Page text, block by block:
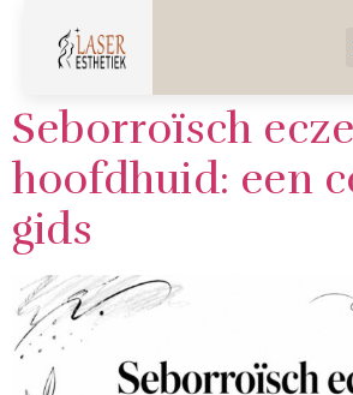
Seborroïsch
hoofdhuid: een
gids